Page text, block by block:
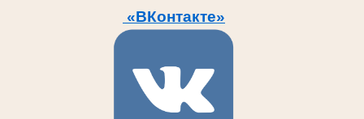
«ВКонтакте»